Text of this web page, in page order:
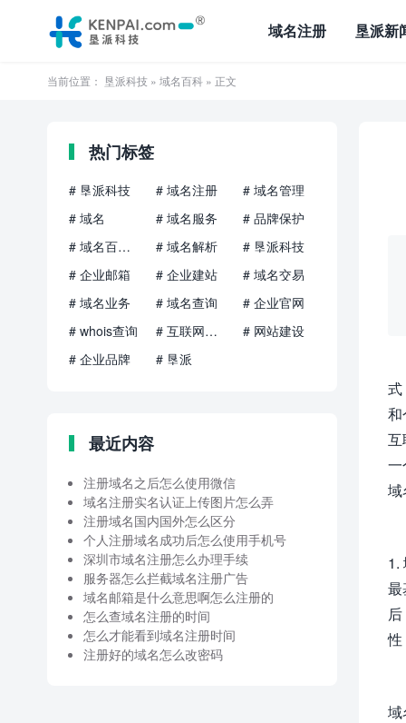
域名注册 垦派新
当前位置： 垦派科技 » 域名百科 » 正文
式
和
互
一
域
1.
最
性
域
热门标签
# 垦派科技 # 域名注册
# 域名管理
# 域名
# 域名服务
# 品牌保护
# 域名百科知识
# 域名解析
# 垦派科技
# 企业邮箱
# 企业建站
# 域名交易
# 域名业务
# 域名查询
# 企业官网
# whois查询
# 互联网品牌
# 网站建设
# 企业品牌
# 垦派
最近内容
注册域名之后怎么使用微信
域名注册实名认证上传图片怎么弄
注册域名国内国外怎么区分
个人注册域名成功后怎么使用手机号
深圳市域名注册怎么办理手续
服务器怎么拦截域名注册广告
域名邮箱是什么意思啊怎么注册的
怎么查域名注册的时间
怎么才能看到域名注册时间
注册好的域名怎么改密码